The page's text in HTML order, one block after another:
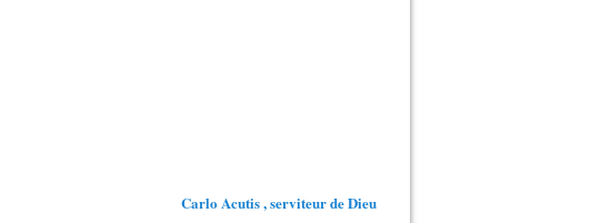
Carlo Acutis , serviteur de Dieu